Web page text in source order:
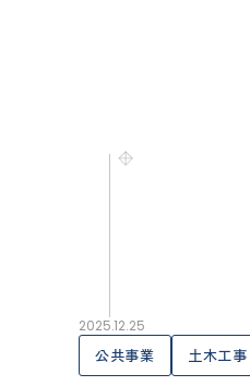
2025.12.25
公共事業 土木工事